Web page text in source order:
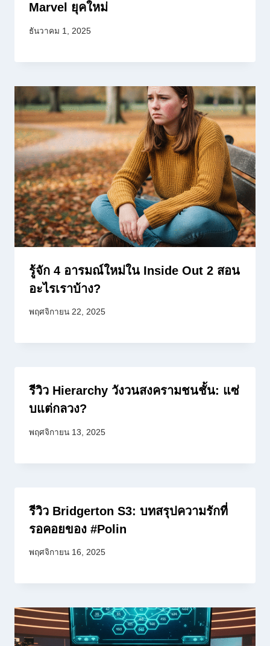
Marvel ยุคใหม่
ธันวาคม 1, 2025
รู้จัก 4 อารมณ์ใหม่ใน Inside Out 2 สอน
อะไรเราบ้าง?
พฤศจิกายน 22, 2025
รีวิว Hierarchy วังวนสงครามชนชั้น: แซ่
บแต่กลวง?
พฤศจิกายน 13, 2025
รีวิว Bridgerton S3: บทสรุปความรักที่
รอคอยของ #Polin
พฤศจิกายน 16, 2025